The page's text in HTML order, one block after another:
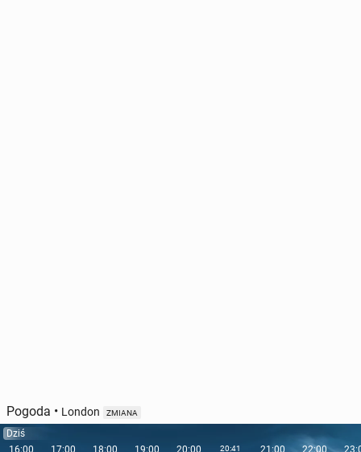
Pogoda • London ZMIANA
Dziś
16:00
17:00 18:00 19:00 20:00 20:41 21:00 22:00